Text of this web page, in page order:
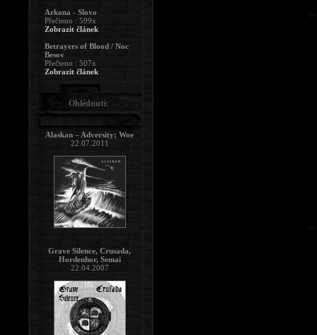
Arkona - Slovo
Přečteno : 599x
Zobrazit článek
Betrayers of Blood / Noc
Besov
Přečteno : 507x
Zobrazit článek
Ohlédnutí:
Alaskan – Adversity; Woe
22.07.2011
Grave Silence, Crusada,
Hordenhor, Semai
22.04.2007